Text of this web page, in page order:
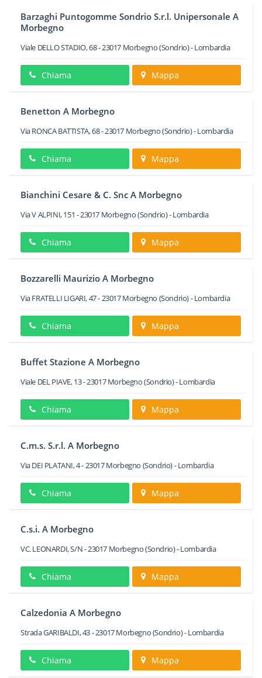
Barzaghi Puntogomme Sondrio S.r.l. Unipersonale A
Morbegno
Viale DELLO STADIO, 68-23017 Morbegno(Sondrio) -Lombardia
Chiama Mappa
Benetton A Morbegno
Via RONCA BATTISTA, 68-23017 Morbegno(Sondrio) -Lombardia
Chiama Mappa
Bianchini Cesare & C. Snc A Morbegno
Via V ALPINI, 151 -23017 Morbegno(Sondrio) -Lombardia
Chiama Mappa
Bozzarelli Maurizio A Morbegno
Via FRATELLI LIGARI, 47-23017Morbegno (Sondrio) -Lombardia
Chiama Mappa
Buffet Stazione A Morbegno
Viale DEL PIAVE, 13-23017 Morbegno(Sondrio) -Lombardia
Chiama Mappa
C.m.s. S.r.l. A Morbegno
Via DEI PLATANI, 4-23017Morbegno (Sondrio) -Lombardia
Chiama Mappa
C.s.i. A Morbegno
VC. LEONARDI, S/N-23017 Morbegno(Sondrio) -Lombardia
Chiama Mappa
Calzedonia A Morbegno
Strada GARIBALDI, 43-23017Morbegno(Sondrio) -Lombardia
Chiama Mappa